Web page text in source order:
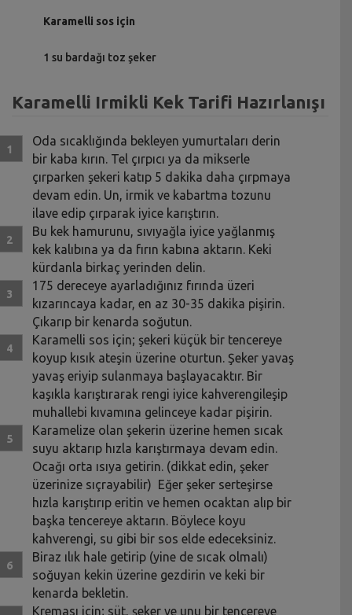
Karamelli sos için
1 su bardağı toz şeker
Karamelli Irmikli Kek Tarifi Hazırlanışı
Oda sıcaklığında bekleyen yumurtaları derin
bir kaba kırın. Tel çırpıcı ya da mikserle
çırparken şekeri katıp 5 dakika daha çırpmaya
devam edin. Un, irmik ve kabartma tozunu
ilave edip çırparak iyice karıştırın.
Bu kek hamurunu, sıvıyağla iyice yağlanmış
kek kalıbına ya da fırın kabına aktarın. Keki
kürdanla birkaç yerinden delin.
175 dereceye ayarladığınız fırında üzeri
kızarıncaya kadar, en az 30-35 dakika pişirin.
Çıkarıp bir kenarda soğutun.
Karamelli sos için; şekeri küçük bir tencereye
koyup kısık ateşin üzerine oturtun. Şeker yavaş
yavaş eriyip sulanmaya başlayacaktır. Bir
kaşıkla karıştırarak rengi iyice kahverengileşip
muhallebi kıvamına gelinceye kadar pişirin.
Karamelize olan şekerin üzerine hemen sıcak
suyu aktarıp hızla karıştırmaya devam edin.
Ocağı orta ısıya getirin. (dikkat edin, şeker
üzerinize sıçrayabilir) Eğer şeker serteşirse
hızla karıştırıp eritin ve hemen ocaktan alıp bir
başka tencereye aktarın. Böylece koyu
kahverengi, su gibi bir sos elde edeceksiniz.
Biraz ılık hale getirip (yine de sıcak olmalı)
soğuyan kekin üzerine gezdirin ve keki bir
kenarda bekletin.
Kreması için; süt, şeker ve unu bir tencereye